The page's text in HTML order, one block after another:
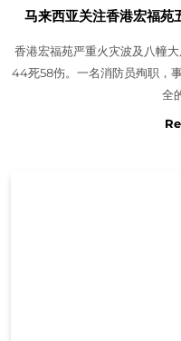
马来西亚关注香港宏福苑
香港宏福苑严重火灾波及八幢
44死58伤。一名消防员殉职，
全